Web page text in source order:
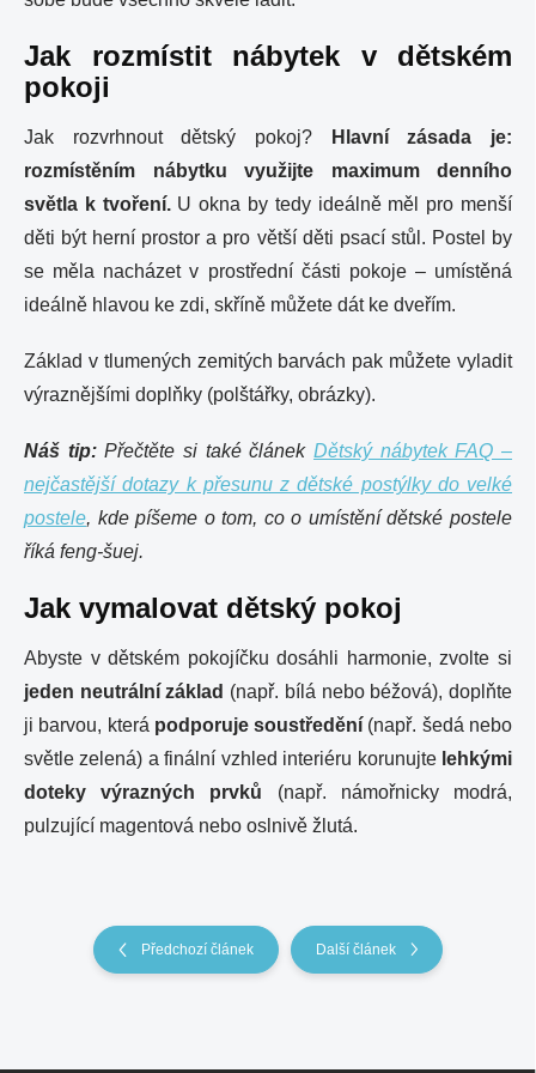
Jak rozmístit nábytek v dětském
pokoji
Jak rozvrhnout dětský pokoj?
Hlavní zásada je:
rozmístěním nábytku využijte maximum denního
světla k tvoření.U okna by tedy ideálně měl pro menší
děti být herní prostor a pro větší děti psací stůl. Postel by
se měla nacházet v prostřední části pokoje – umístěná
ideálně hlavou ke zdi, skříně můžete dát ke dveřím.
Základ v tlumených zemitých barvách pak můžete vyladit
výraznějšími doplňky (polštářky, obrázky).
Náš tip:Přečtěte si také článekDětský nábytek FAQ –
nejčastější dotazy k přesunu z dětské postýlky do velké
postele, kde píšeme o tom, co o umístění dětské postele
říká feng-šuej.
Jak vymalovat dětský pokoj
Abyste v dětském pokojíčku dosáhli harmonie, zvolte si
jeden neutrální základ (např. bílá nebo béžová), doplňte
ji barvou, která podporuje soustředění (např. šedá nebo
světle zelená) a finální vzhled interiéru korunujte lehkými
doteky výrazných prvků (např. námořnicky modrá,
pulzující magentová nebo oslnivě žlutá.
Předchozí článek Další článek